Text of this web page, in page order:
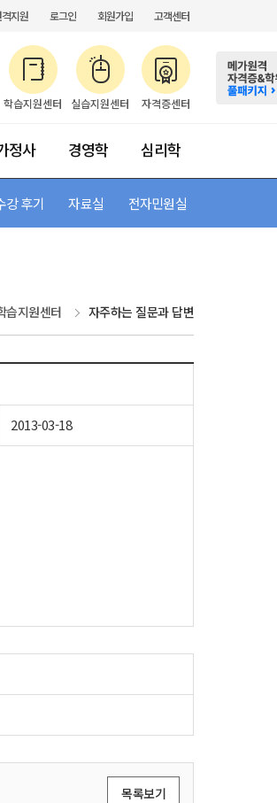
지원 로그인 회원가입 고객센터
학습지원센터 실습지원센터 자격증센터
등록금 납부
정사 경영학 심리학
강 후기 자료실 전자민원실
습지원센터 자주하는 질문과 답변
2013-03-18
목록보기